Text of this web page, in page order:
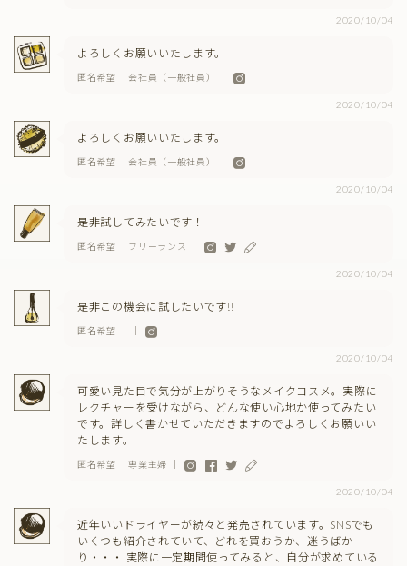
2020/10/04
よろしくお願いいたします。
匿名希望 ｜会社員（一般社員） ｜
2020/10/04
よろしくお願いいたします。
匿名希望 ｜会社員（一般社員） ｜
2020/10/04
是非試してみたいです！
匿名希望 ｜フリーランス ｜
2020/10/04
是非この機会に試したいです!!
匿名希望 ｜ ｜
2020/10/04
可愛い見た目で気分が上がりそうなメイクコスメ。実際に
レクチャーを受けながら、どんな使い心地か使ってみたい
です。詳しく書かせていただきますのでよろしくお願いい
たします。
匿名希望 ｜専業主婦 ｜
2020/10/04
近年いいドライヤーが続々と発売されています。SNSでも
いくつも紹介されていて、どれを買おうか、迷うばか
り・・・ 実際に一定期間使ってみると、自分が求めている